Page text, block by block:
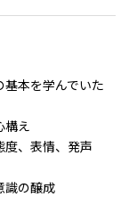
本を学んでいた
構え
、表情、発声
の醸成